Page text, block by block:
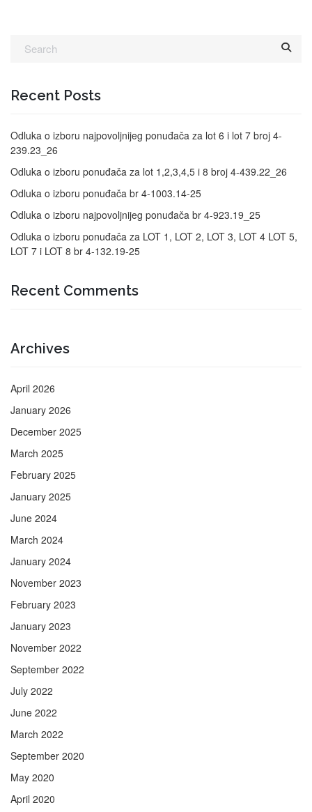
Recent Posts
Odluka o izboru najpovoljnijeg ponuđača za lot 6 i lot 7 broj 4-
239.23_26
Odluka o izboru ponuđača za lot 1,2,3,4,5 i 8 broj 4-439.22_26
Odluka o izboru ponuđača br 4-1003.14-25
Odluka o izboru najpovoljnijeg ponuđača br 4-923.19_25
Odluka o izboru ponuđača za LOT 1, LOT 2, LOT 3, LOT 4 LOT 5,
LOT 7 i LOT 8 br 4-132.19-25
Recent Comments
Archives
April 2026
January 2026
December 2025
March 2025
February 2025
January 2025
June 2024
March 2024
January 2024
November 2023
February 2023
January 2023
November 2022
September 2022
July 2022
June 2022
March 2022
September 2020
May 2020
April 2020